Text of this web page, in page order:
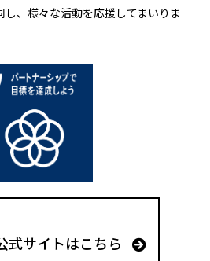
、様々な活動を応援してまいりま
式サイトはこちら